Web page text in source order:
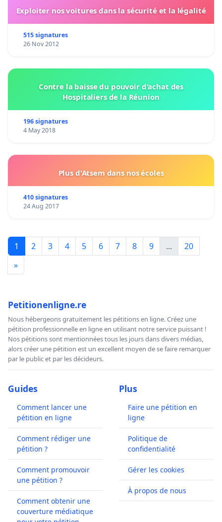
Exploiter nos voitures dans la sécurité et la légalité
515 signatures
26 Nov 2012
Contre la baisse du pouvoir d'achat des
Hospitaliers de la Réunion
196 signatures
4 May 2018
Plus d'Atsem dans nos écoles
410 signatures
24 Aug 2017
1 2 3 4 5 6 7 8 9 ...
20
»
Petitionenligne.re
Nous hébergeons gratuitement les pétitions en ligne. Créez une
pétition professionnelle en ligne en utilisant notre service puissant !
Nos pétitions sont mentionnées tous les jours dans divers médias,
alors créer une pétition est un excellent moyen de se faire remarquer
par le public et par les décideurs.
Guides
Comment lancer une
pétition en ligne
Comment rédiger une
pétition ?
Comment promouvoir
une pétition ?
Comment obtenir une
couverture médiatique
Plus
Faire une pétition en
ligne
Politique de
confidentialité
Gérer les cookies
À propos de nous